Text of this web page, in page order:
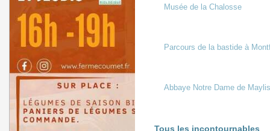
Musée de la Chalosse
Parcours de la bastide à
Abbaye Notre Dame de Maylis
Tous les incontournables